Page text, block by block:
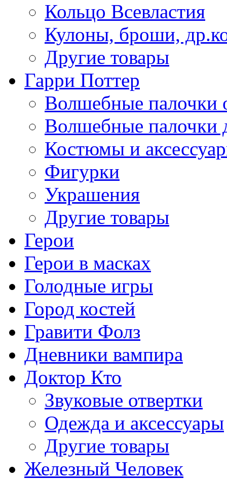
Кольцо Всевластия
Кулоны, броши,
Другие товары
Гарри Поттер
Волшебные палочки
Волшебные палочки
Костюмы и
Фигурки
Украшения
Другие товары
Герои
Герои в масках
Голодные игры
Город костей
Гравити Фолз
Дневники вампира
Доктор Кто
Звуковые отвертки
Одежда и аксессуары
Другие товары
Железный Человек